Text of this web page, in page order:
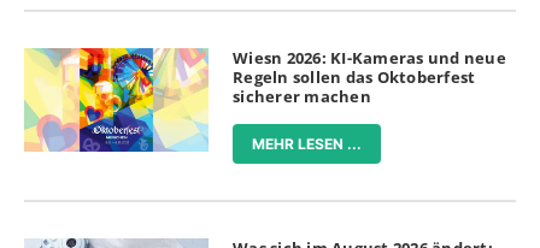
Wiesn 2026: KI-Kameras und neue
Regeln sollen das Oktoberfest
sicherer machen
MEHR LESEN ...